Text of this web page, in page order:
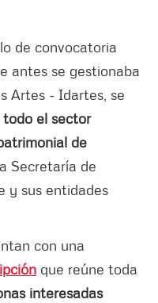
de convocatoria
antes se gestionaba
Artes - Idartes, se
todo el sector
de
Secretaría de
y sus entidades
con una
que reúne toda
interesadas